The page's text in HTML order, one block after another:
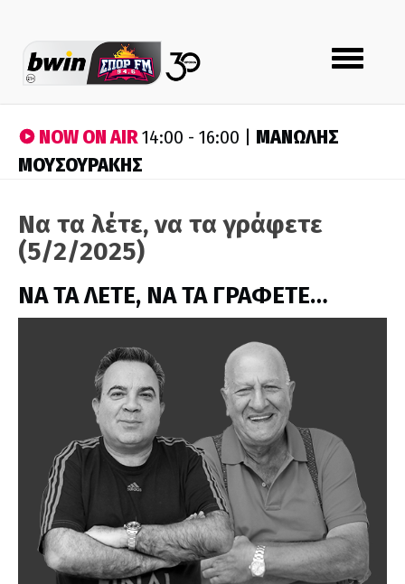
Toggle
navigation
NOW ON AIR14:00 - 16:00 | ΜΑΝΩΛΗΣ
ΜΟΥΣΟΥΡΑΚΗΣ
Να τα λέτε, να τα γράφετε
(5/2/2025)
ΝΑ ΤΑ ΛΕΤΕ, ΝΑ ΤΑ ΓΡΑΦΕΤΕ…